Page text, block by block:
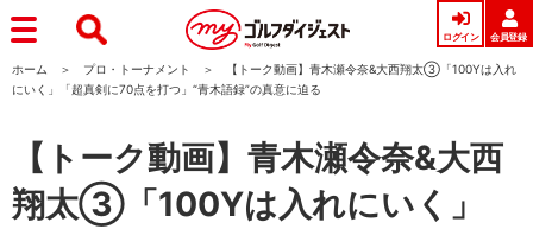
ログイン 会員登録
ホーム プロ・トーナメント
【トーク動画】青木瀬令奈&大西翔太③「100Yは入れ
にいく」「超真剣に70点を打つ」“青木語録”の真意に迫る
【トーク動画】青木瀬令奈&大西
翔太③「100Yは入れにいく」